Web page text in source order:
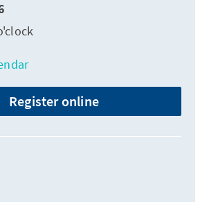
Register online